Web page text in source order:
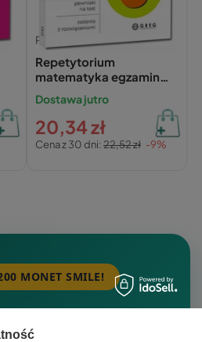
Praca zbiorowa,
Repetytorium
matematyka egzamin
ósmoklasisty 2026
GREG
Dostawa jutro
20,34 zł
Cena z 30 dni:22,52 zł -9%
MONET SMILE!
taniej?